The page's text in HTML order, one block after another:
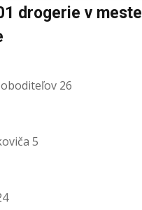
drogerie v meste
26
5